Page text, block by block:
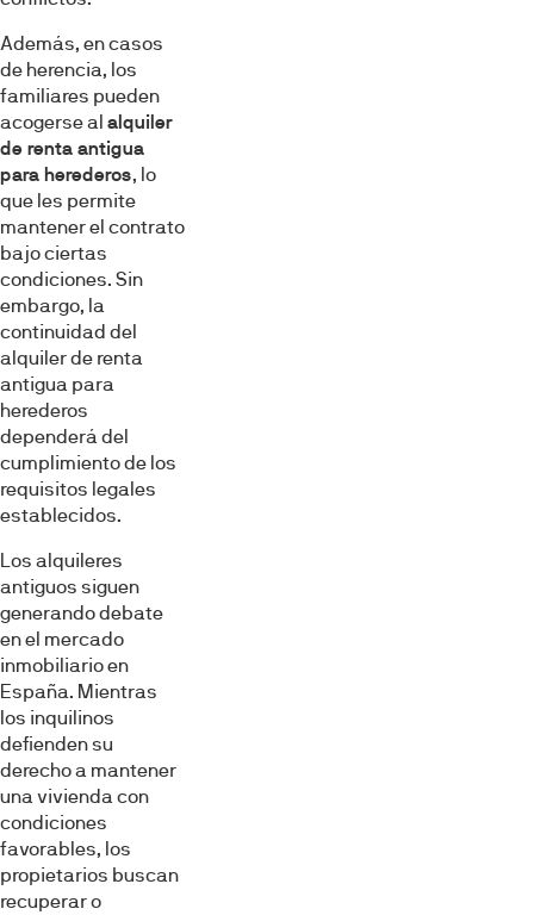
Además, en casos
de herencia, los
familiares pueden
acogerse al alquiler
de renta antigua
para herederos, lo
que les permite
mantener el contrato
bajo ciertas
condiciones. Sin
embargo, la
continuidad del
alquiler de renta
antigua para
herederos
dependerá del
cumplimiento de los
requisitos legales
establecidos.
Los alquileres
antiguos siguen
generando debate
en el mercado
inmobiliario en
España. Mientras
los inquilinos
defienden su
derecho a mantener
una vivienda con
condiciones
favorables, los
propietarios buscan
recuperar o